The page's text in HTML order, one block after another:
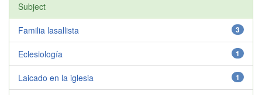
Subject
3
Familia lasallista
1
Eclesiología
1
Laicado en la iglesia